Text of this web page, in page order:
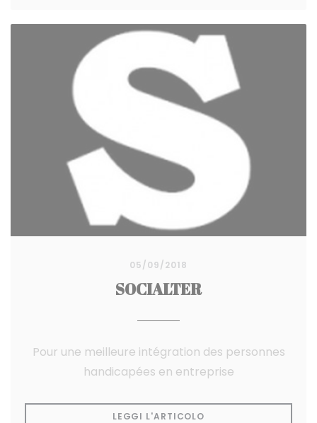
05/09/2018
SOCIALTER
Pour une meilleure intégration des personnes
handicapées en entreprise
LEGGI L'ARTICOLO